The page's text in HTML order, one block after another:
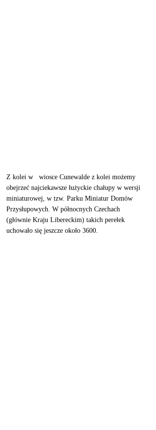
Z kolei w   wiosce Cunewalde z kolei możemy
obejrzeć najciekawsze łużyckie chałupy w wersji
miniaturowej, w tzw. Parku Miniatur Domów
Przysłupowych. W północnych Czechach
(głównie Kraju Libereckim) takich perełek
uchowało się jeszcze około 3600.